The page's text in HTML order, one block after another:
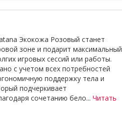
Экокожа Розовый станет
зоне и подарит максимальный
игровых сессий или работы.
с учетом всех потребностей
поддержку тела и
подчеркивает
сочетанию бело... Читать